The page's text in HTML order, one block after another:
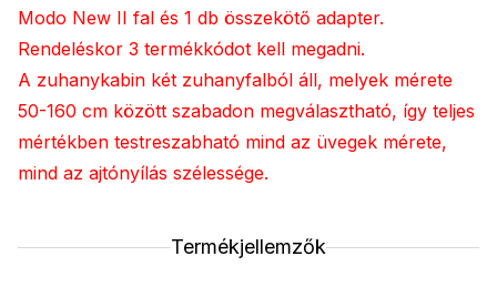
Modo New II fal és 1 db összekötő adapter.
Rendeléskor 3 termékkódot kell megadni.
A zuhanykabin két zuhanyfalból áll, melyek mérete
50-160 cm között szabadon megválasztható, így teljes
mértékben testreszabható mind az üvegek mérete,
mind az ajtónyílás szélessége.
Termékjellemzők